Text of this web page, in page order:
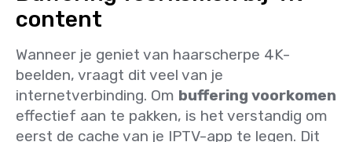
content
Wanneer je geniet van haarscherpe 4K-
beelden, vraagt dit veel van je
internetverbinding. Om buffering voorkomen
effectief aan te pakken, is het verstandig om
eerst de cache van je IPTV-app te legen. Dit